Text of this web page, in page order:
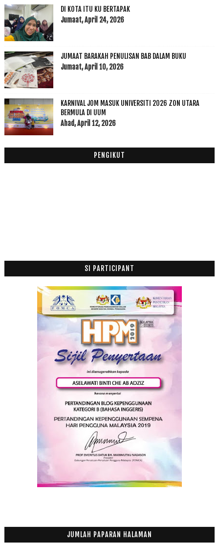
10 CPUV 29 Disember 2015
Melabur Saham Akhirat
Nama 25 para rasul dalam 3 bahasa, Arab, Inggeris ...
Replika Rumah Baginda Rasulullah SAW
Aziz Desa Meninggal Dunia
Rasulullah SAW Memuliakan Golongan Miskin
Hidup Mu Untuk Ummah, Hidup Ku Untuk Diri Sendiri
Tips Minum Sunnah Rasulullah SAW
Rasulullah SAW Ketawa Sehingga Menangis
Yahudi Yang Merindui Rasulullah SAW
30 Kelebihan Selawat Ke Atas Nabi
Sakit Hati Bila Anak Buat Sepah
Pak cik Henset sudah dapat duit dia semula
Bila Kucing Tersepit
Burger Port Lepak
Peraduan Jemputan Malam Gala Langit Cinta
Tips Buang Lemak Turun Temurun
Adakah Anak Kita Sebegini?
Manage Your Laudry
Filem Yahudi dan Al Quran
Kes Tipu Pakcik Beli Handset
Dah Rasa Daging Bakar Chenta Mama
Terpaksa Tolak Rezeki
Bil Makan Tengahari 19 Orang, RM1,131
Jalan-jalan Cari Makan Nasi Daging Bakar Femes di ...
Ikan Tongkol Gulai Kuning
Nana Juara Gegar Vaganza 2
Puding Roti Kukus
Bila Mahasiswa Berhujah Di Persidangan UMNO
DI KOTA ITU KU BERTAPAK
Jumaat, April 24, 2026
JUMAAT BARAKAH PENULISAN BAB DALAM BUKU
Jumaat, April 10, 2026
KARNIVAL JOM MASUK UNIVERSITI 2026 ZON UTARA
BERMULA DI UUM
Ahad, April 12, 2026
PENGIKUT
SI PARTICIPANT
JUMLAH PAPARAN HALAMAN